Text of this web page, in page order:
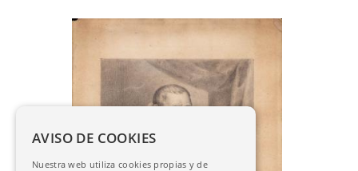
AVISO DE COOKIES
Nuestra web utiliza cookies propias y de